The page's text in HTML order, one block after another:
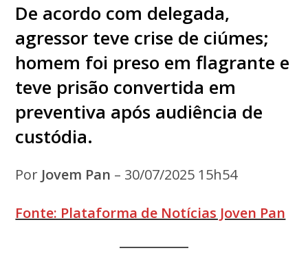
De acordo com delegada,
agressor teve crise de ciúmes;
homem foi preso em flagrante e
teve prisão convertida em
preventiva após audiência de
custódia.
Por Jovem Pan – 30/07/2025 15h54
Fonte: Plataforma de Notícias Joven Pan